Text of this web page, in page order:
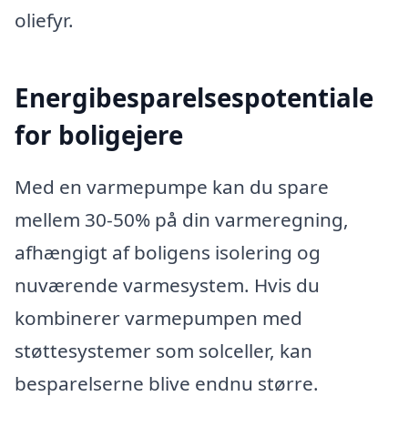
oliefyr.
Energibesparelsespotentiale
for boligejere
Med en varmepumpe kan du spare
mellem 30-50% på din varmeregning,
afhængigt af boligens isolering og
nuværende varmesystem. Hvis du
kombinerer varmepumpen med
støttesystemer som solceller, kan
besparelserne blive endnu større.